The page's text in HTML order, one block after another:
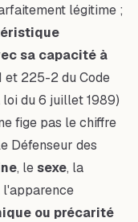
légitime ;
sa capacité à
et 225-2 du Code
du 6 juillet 1989)
fige pas le chiffre
Défenseur des
, lesexe, la
l'apparence
ou précarité